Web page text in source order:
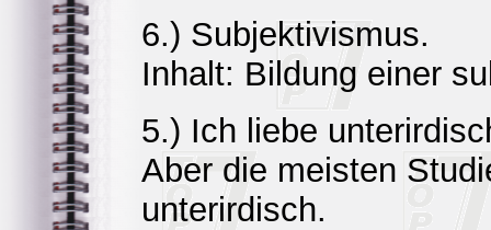
6.) Subjektivismus.
Inhalt: Bildung einer
5.) Ich liebe
Aber die meisten
unterirdisch.